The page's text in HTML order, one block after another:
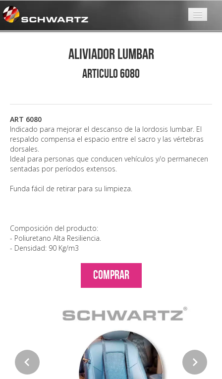
Contactanos
Conocenos
Aliviador lumbar
ARTICULO 6080
ART 6080
Indicado para mejorar el descanso de la lordosis lumbar. El
respaldo compensa el espacio entre el sacro y las vértebras
dorsales.
Ideal para personas que conducen vehículos y/o permanecen
sentadas por períodos extensos.
Funda fácil de retirar para su limpieza.
Composición del producto:
- Poliuretano Alta Resiliencia.
- Densidad: 90 Kg/m3
COMPRAR